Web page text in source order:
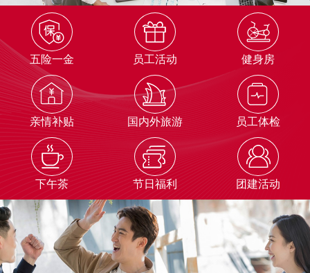
五险一金 员工活动 健身房
亲情补贴 国内外旅游 员工体检
下午茶 节日福利 团建活动